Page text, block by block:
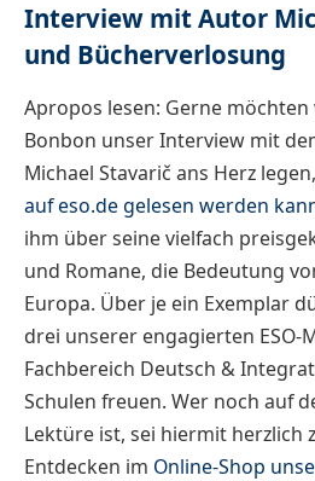
Interview mit Autor
und Bücherverlosung
Apropos lesen: Gerne
Bonbon unser Interview mit
Michael Stavarič ans Herz
auf eso.de gelesen werden
ihm über seine vielfach
und Romane, die Bedeutung
Europa. Über je ein Exemplar
drei unserer engagierten
Fachbereich Deutsch &
Schulen freuen. Wer noch auf
Lektüre ist, sei hiermit herzlich
Entdecken im Online-Shop